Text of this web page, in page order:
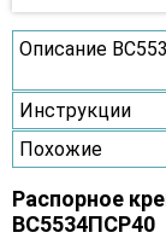
Описание
Инструкции
Похожие
Распорное
ВС5534ПСР40